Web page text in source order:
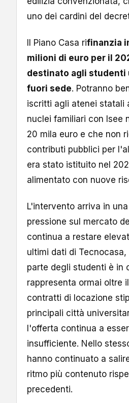
uno dei cardini del
Il Piano Casa rifinanzia
milioni di euro per il
destinato agli studenti
fuori sede. Potranno
iscritti agli atenei statali
nuclei familiari con Isee
20 mila euro e che non
contributi pubblici per
era stato istituito nel
alimentato con nuove
L'intervento arriva in
pressione sul mercato
continua a restare
ultimi dati di Tecnocasa,
parte degli studenti è in
rappresenta ormai oltre
contratti di locazione
principali città
l'offerta continua a
insufficiente. Nello
hanno continuato a
ritmo più contenuto
precedenti.